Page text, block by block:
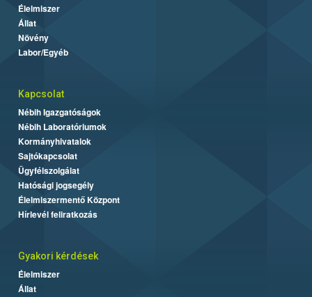
Élelmiszer
Állat
Növény
Labor/Egyéb
Kapcsolat
Nébih Igazgatóságok
Nébih Laboratóriumok
Kormányhivatalok
Sajtókapcsolat
Ügyfélszolgálat
Hatósági jogsegély
Élelmiszermentő Központ
Hírlevél feliratkozás
Gyakori kérdések
Élelmiszer
Állat